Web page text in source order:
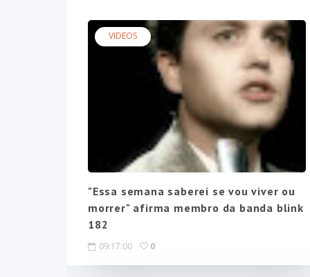
VIDEOS
"Essa semana saberei se vou viver ou
morrer" afirma membro da banda blink
182
09:17:00 0